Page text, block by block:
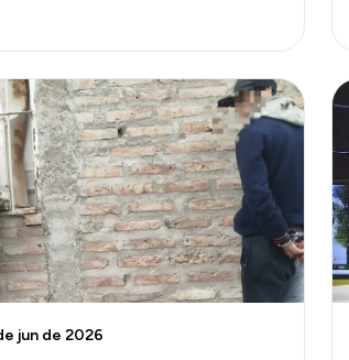
jun de 2026